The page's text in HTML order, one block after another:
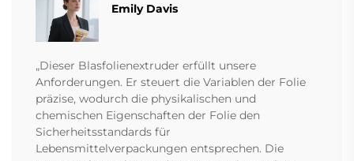
Emily Davis
„Dieser Blasfolienextruder erfüllt unsere
Anforderungen. Er steuert die Variablen der Folie
präzise, wodurch die physikalischen und
chemischen Eigenschaften der Folie den
Sicherheitsstandards für
Lebensmittelverpackungen entsprechen. Die